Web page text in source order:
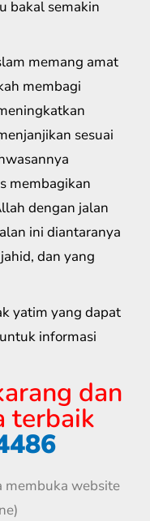
bakal semakin
memang amat
membagi
sesuai
membagikan
dengan jalan
ini diantaranya
dan yang
yatim yang dapat
informasi
dan
terbaik
membuka website